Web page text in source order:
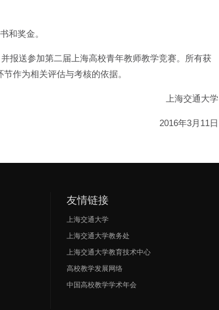
和奖金。
报送参加第二届上海高校青年教师教学竞赛。所有获
作为相关评估与考核的依据。
上海交通大学
2016年3月11日
友情链接
上海交通大学
上海交通大学教务处
上海交通大学教育技术中心
高校教学发展网络
中国高校教学学术年会